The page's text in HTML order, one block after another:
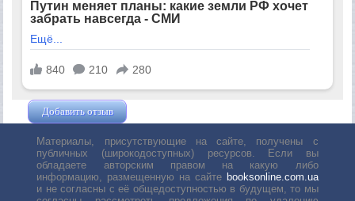
Добавить отзыв
Материалы, присутствующие на сайте, получены с
публичных (широкодоступных) ресурсов. Если вы
обладаете авторским правом на какую либо
информацию, размещенную на сайте booksonline.com.ua
и не согласны с её общедоступностью в будущем, то мы